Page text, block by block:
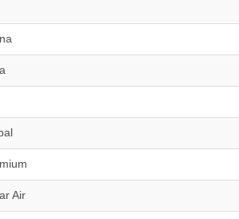
Air